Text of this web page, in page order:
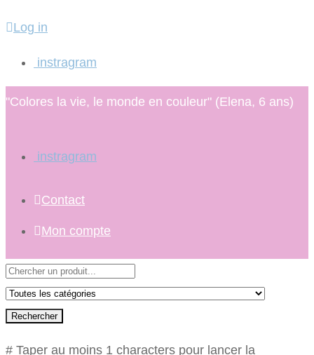
Log in
instragram
"Colores la vie, le monde en couleur" (Elena, 6 ans)
instragram
Contact
Mon compte
Rechercher
# Taper au moins 1 characters pour lancer la